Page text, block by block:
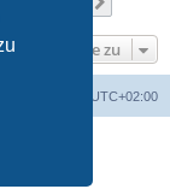
Gehe zu
UTC+02:00
Limited